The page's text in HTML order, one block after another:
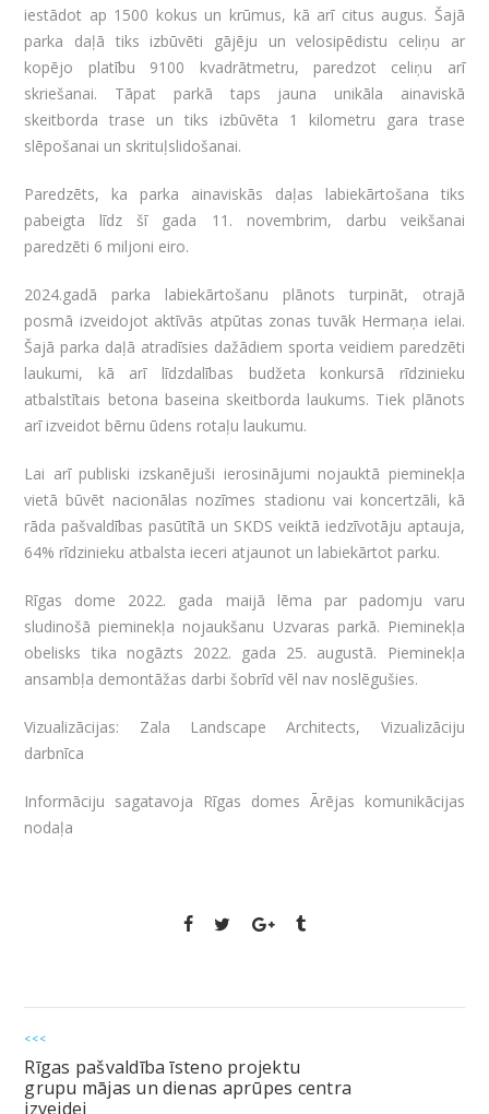
iestādot ap 1500 kokus un krūmus, kā arī citus augus. Šajā
parka daļā tiks izbūvēti gājēju un velosipēdistu celiņu ar
kopējo platību 9100 kvadrātmetru, paredzot celiņu arī
skriešanai. Tāpat parkā taps jauna unikāla ainaviskā
skeitborda trase un tiks izbūvēta 1 kilometru gara trase
slēpošanai un skrituļslidošanai.
Paredzēts, ka parka ainaviskās daļas labiekārtošana tiks
pabeigta līdz šī gada 11. novembrim, darbu veikšanai
paredzēti 6 miljoni eiro.
2024.gadā parka labiekārtošanu plānots turpināt, otrajā
posmā izveidojot aktīvās atpūtas zonas tuvāk Hermaņa ielai.
Šajā parka daļā atradīsies dažādiem sporta veidiem paredzēti
laukumi, kā arī līdzdalības budžeta konkursā rīdzinieku
atbalstītais betona baseina skeitborda laukums. Tiek plānots
arī izveidot bērnu ūdens rotaļu laukumu.
Lai arī publiski izskanējuši ierosinājumi nojauktā pieminekļa
vietā būvēt nacionālas nozīmes stadionu vai koncertzāli, kā
rāda pašvaldības pasūtītā un SKDS veiktā iedzīvotāju aptauja,
64% rīdzinieku atbalsta ieceri atjaunot un labiekārtot parku.
Rīgas dome 2022. gada maijā lēma par padomju varu
sludinošā pieminekļa nojaukšanu Uzvaras parkā. Pieminekļa
obelisks tika nogāzts 2022. gada 25. augustā. Pieminekļa
ansambļa demontāžas darbi šobrīd vēl nav noslēgušies.
Vizualizācijas: Zala Landscape Architects, Vizualizāciju
darbnīca
Informāciju sagatavoja Rīgas domes Ārējas komunikācijas
nodaļa
<<<
Rīgas pašvaldība īsteno projektu
grupu mājas un dienas aprūpes centra
izveidei